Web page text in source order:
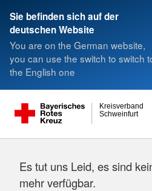
Sie befinden sich auf der
deutschen Website
You are on the German website,
you can use the switch to switch
the English one
Schweinfurt
Kreisverband
Es tut uns Leid, es sind
mehr verfügbar.